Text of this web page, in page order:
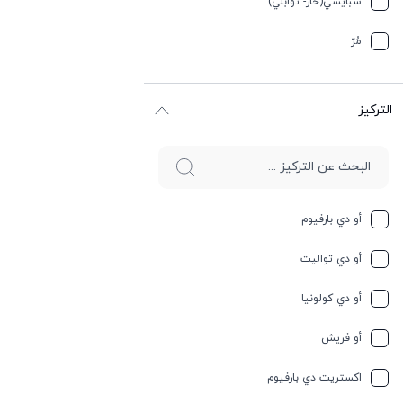
جوز الهند
حامِض
مُرّ
التركيز
أو دي بارفيوم
أو دي تواليت
أو دي كولونيا
أو فريش
اكستريت دي بارفيوم